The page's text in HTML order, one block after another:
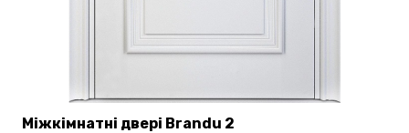
Міжкімнатні двері Brandu 2